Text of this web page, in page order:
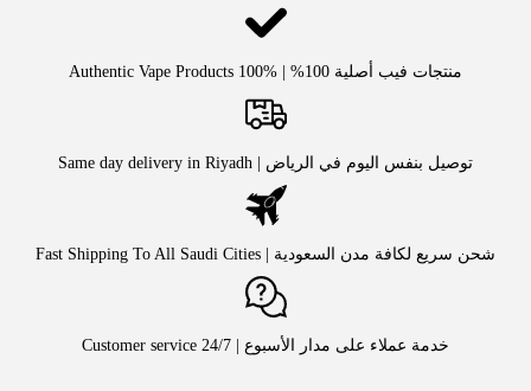
منتجات فيب أصلية 100% | Authentic Vape Products 100%
توصيل بنفس اليوم في الرياض | Same day delivery in Riyadh
شحن سريع لكافة مدن السعودية | Fast Shipping To All Saudi Cities
خدمة عملاء على مدار الأسبوع | Customer service 24/7